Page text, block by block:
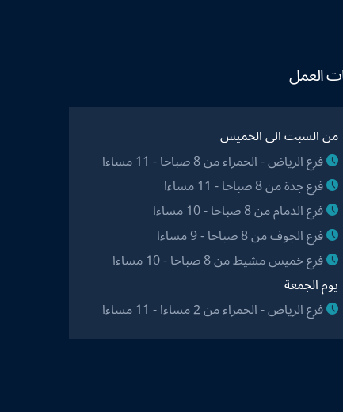
العمل
من السبت الى الخميس
فرع الرياض - الحمراء من 8 صباحا - 11 مساءا
فرع جدة من 8 صباحا - 11 مساءا
فرع الدمام من 8 صباحا - 10 مساءا
فرع الجوف من 8 صباحا - 9 مساءا
فرع خميس مشيط من 8 صباحا - 10 مساءا
يوم الجمعة
فرع الرياض - الحمراء من 2 مساءا - 11 مساءا